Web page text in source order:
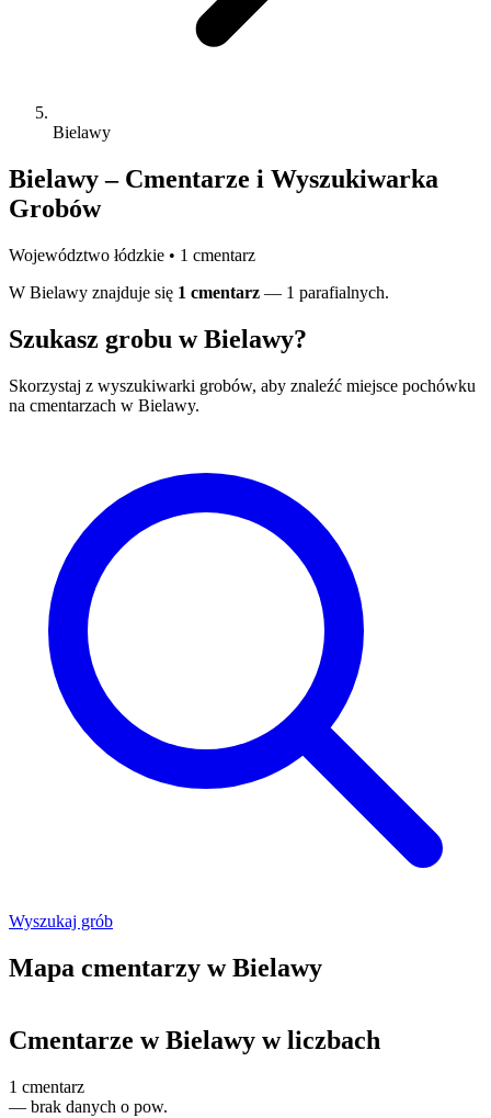
Bielawy
Bielawy – Cmentarze i Wyszukiwarka
Grobów
Województwo łódzkie • 1 cmentarz
W Bielawy znajduje się 1 cmentarz — 1 parafialnych.
Szukasz grobu w Bielawy?
Skorzystaj z wyszukiwarki grobów, aby znaleźć miejsce pochówku
na cmentarzach w Bielawy.
Wyszukaj grób
Mapa cmentarzy w Bielawy
+
Cmentarze w Bielawy w liczbach
1 cmentarz
— brak danych o pow.